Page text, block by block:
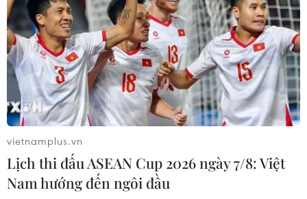
vietnamplus.vn
Lịch thi đấu ASEAN Cup 2026 ngày 7/8: Việt
Nam hướng đến ngôi đầu